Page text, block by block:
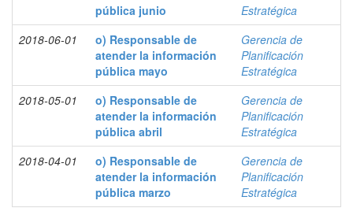
pública junio
Estratégica
2018-06-01
o) Responsable de
atender la información
pública mayo
Gerencia de
Planificación
Estratégica
2018-05-01
o) Responsable de
atender la información
pública abril
Gerencia de
Planificación
Estratégica
2018-04-01
o) Responsable de
atender la información
pública marzo
Gerencia de
Planificación
Estratégica